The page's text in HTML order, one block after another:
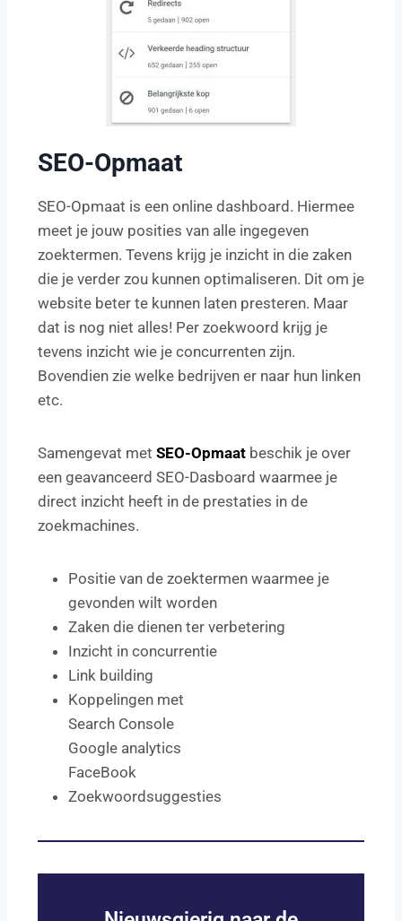
SEO-Opmaat
SEO-Opmaat is een online dashboard. Hiermee
meet je jouw posities van alle ingegeven
zoektermen. Tevens krijg je inzicht in die zaken
die je verder zou kunnen optimaliseren. Dit om je
website beter te kunnen laten presteren. Maar
dat is nog niet alles! Per zoekwoord krijg je
tevens inzicht wie je concurrenten zijn.
Bovendien zie welke bedrijven er naar hun linken
etc.
Samengevat met SEO-Opmaat beschik je over
een geavanceerd SEO-Dasboard waarmee je
direct inzicht heeft in de prestaties in de
zoekmachines.
Positie van de zoektermen waarmee je
gevonden wilt worden
Zaken die dienen ter verbetering
Inzicht in concurrentie
Link building
Koppelingen met
Search Console
Google analytics
FaceBook
Zoekwoordsuggesties